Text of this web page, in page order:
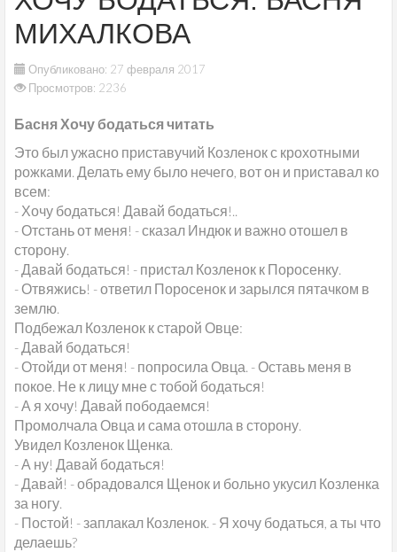
МИХАЛКОВА
Опубликовано: 27 февраля 2017
Просмотров: 2236
Басня Хочу бодаться читать
Это был ужасно приставучий Козленок с крохотными
рожками. Делать ему было нечего, вот он и приставал ко
всем:
- Хочу бодаться! Давай бодаться!..
- Отстань от меня! - сказал Индюк и важно отошел в
сторону.
- Давай бодаться! - пристал Козленок к Поросенку.
- Отвяжись! - ответил Поросенок и зарылся пятачком в
землю.
Подбежал Козленок к старой Овце:
- Давай бодаться!
- Отойди от меня! - попросила Овца. - Оставь меня в
покое. Не к лицу мне с тобой бодаться!
- А я хочу! Давай пободаемся!
Промолчала Овца и сама отошла в сторону.
Увидел Козленок Щенка.
- А ну! Давай бодаться!
- Давай! - обрадовался Щенок и больно укусил Козленка
за ногу.
- Постой! - заплакал Козленок. - Я хочу бодаться, а ты что
делаешь?